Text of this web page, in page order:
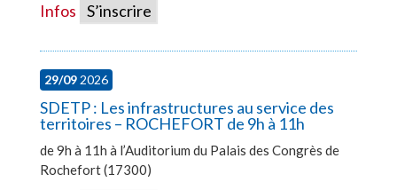
Infos S’inscrire
29/092026
SDETP : Les infrastructures au service des
territoires – ROCHEFORT de 9h à 11h
de 9h à 11h à l’Auditorium du Palais des Congrès de
Rochefort (17300)